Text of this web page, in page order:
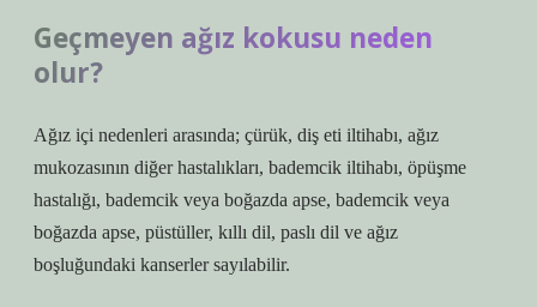
Geçmeyen ağız kokusu neden
olur?
Ağız içi nedenleri arasında; çürük, diş eti iltihabı, ağız
mukozasının diğer hastalıkları, bademcik iltihabı, öpüşme
hastalığı, bademcik veya boğazda apse, bademcik veya
boğazda apse, püstüller, kıllı dil, paslı dil ve ağız
boşluğundaki kanserler sayılabilir.